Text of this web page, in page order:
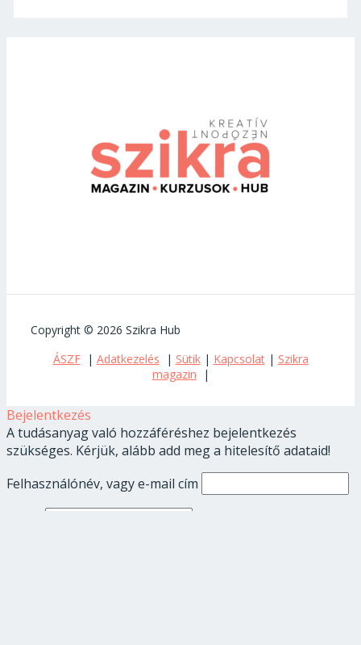
Copyright © 2026 Szikra Hub
ÁSZF| Adatkezelés | Sütik| Kapcsolat| Szikra
magazin |
Bejelentkezés
A tudásanyag való hozzáféréshez bejelentkezés
szükséges. Kérjük, alább add meg a hitelesítő adataid!
Felhasználónév, vagy e-mail cím